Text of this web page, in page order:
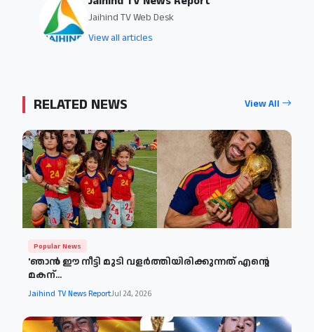
Jaihind TV Web Desk
View all articles
RELATED NEWS View All
Popular News
'ഞാന്‍ ഈ നീട്ടി മുടി വളര്‍ത്തിയിരിക്കുന്നത് എന്റെ
മകന്...
Jaihind TV News ReportJul 24, 2026